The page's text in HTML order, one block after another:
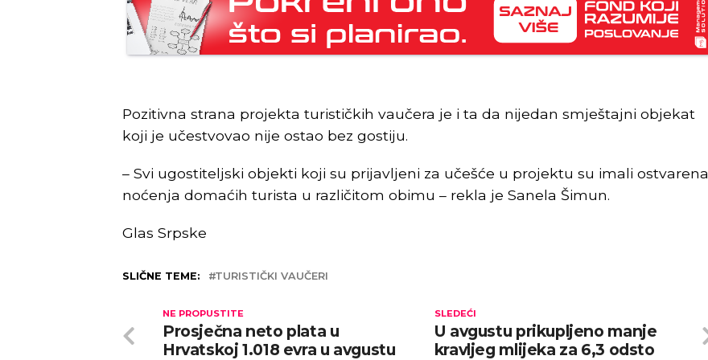
Pozitivna strana projekta turističkih vaučera je i ta da nijedan smještajni objekat
koji je učestvovao nije ostao bez gostiju.
– Svi ugostiteljski objekti koji su prijavljeni za učešće u projektu su imali ostvarena
noćenja domaćih turista u različitom obimu – rekla je Sanela Šimun.
Glas Srpske
SLIČNE TEME: TURISTIČKI VAUČERI
SLEDEĆI
U avgustu prikupljeno manje
kravljeg mlijeka za 6,3 odsto
NE PROPUSTITE
Prosječna neto plata u
Hrvatskoj 1.018 evra u avgustu